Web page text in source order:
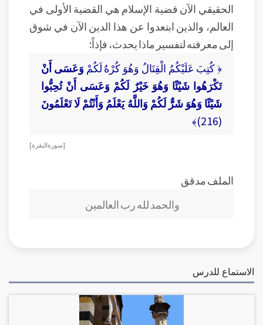
الحقيقي الآن قضية الإسلام هي القضية الأولى في
العالم، والذين ابتعدوا عن هذا الدين الآن في شوق
إلى معرفته لتفسير ماذا يحدث، فإذاً:
﴿ كُتِبَ عَلَيْكُمُ الْقِتَالُ وَهُوَ كُرْهٌ لَكُمْ وَعَسَى أَنْ
تَكْرَهُوا شَيْئًا وَهُوَ خَيْرٌ لَكُمْ وَعَسَى أَنْ تُحِبُّوا
شَيْئًا وَهُوَ شَرٌّ لَكُمْ وَاللَّهُ يَعْلَمُ وَأَنْتُمْ لَا تَعْلَمُونَ
(216)﴾
[ سورة البقرة ]
الملف مدقق
والحمد لله رب العالمين
الاستماع للدرس